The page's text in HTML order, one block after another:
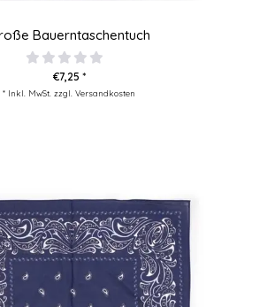
Bauerntaschentuch
€7,25 *
* Inkl. MwSt. zzgl. Versandkosten